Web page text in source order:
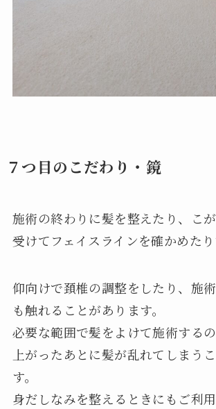
７つ目のこだわり・鏡
施術の終わりに髪を整えたり、こ
受けてフェイスラインを確かめたり
仰向けで頚椎の調整をしたり、施
も触れることがあります。
必要な範囲で髪をよけて施術する
上がったあとに髪が乱れてしまう
す。
身だしなみを整えるときにもご利用